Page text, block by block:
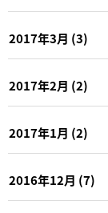
2017年3月 (3)
2017年2月 (2)
2017年1月 (2)
2016年12月 (7)